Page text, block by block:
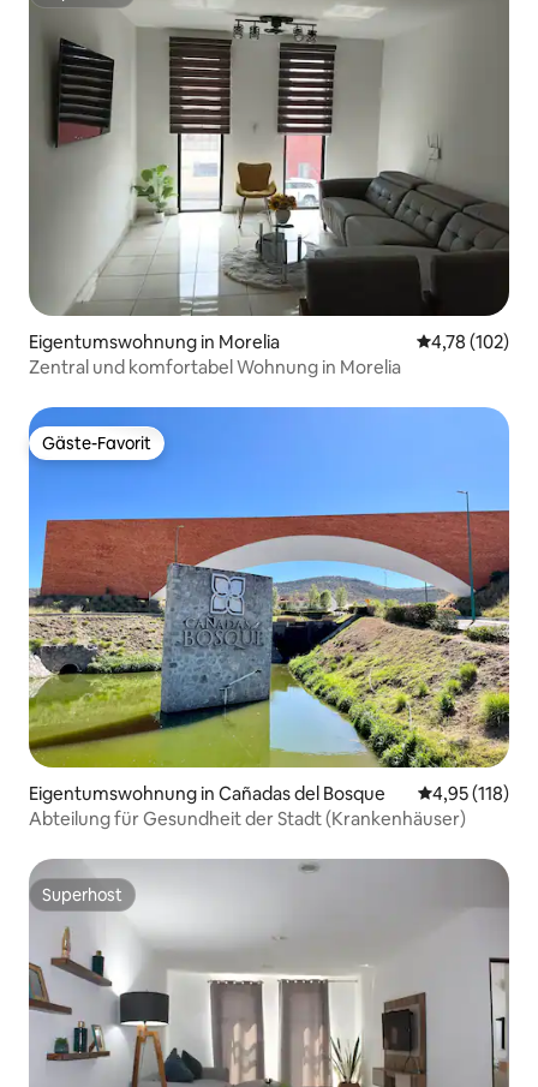
Eigentumswohnung in Morelia
4,78 (102)
Zentral und komfortabel Wohnung in Morelia
Gäste-Favorit
Gäste-Favorit
Eigentumswohnung in Cañadas del Bosque
4,95 (118)
Abteilung für Gesundheit der Stadt (Krankenhäuser)
Superhost
Superhost